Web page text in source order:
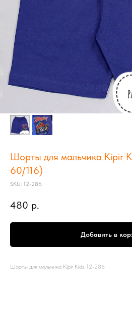
Шорты для мальчика Kipir
60/116)
SKU: 12-286
480 р.
Добавить в
Шорты для мальчика Kipir Kids 12-286